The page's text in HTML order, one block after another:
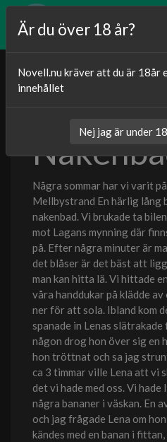
Några sommar har vi varit
Mellbystrand En härlig lång
nakenbad. Vi brukade ta
mot Lagans mynning där
på. Efter några minuter är
det blåser är det bäst att
man kan hitta lä. Vi hittade
våra handdukar på klädde
ner för att sola. Ibland kom
spanade in Lenas
någon drog hon över sig en
hon tröttnat och sa jag
ca 3 timmar ville Lena att vi
det vi hade med oss. Vi
några bananer i väskan. En
och jag frågade Lena om
kändes med en banan i
Är du över 18 år?
Novell.nu kräver att du är 18år
innehållet
Nej jag är under